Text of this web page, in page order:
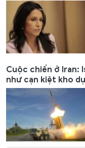
Cuộc chiến ở Iran:
như cạn kiệt kho